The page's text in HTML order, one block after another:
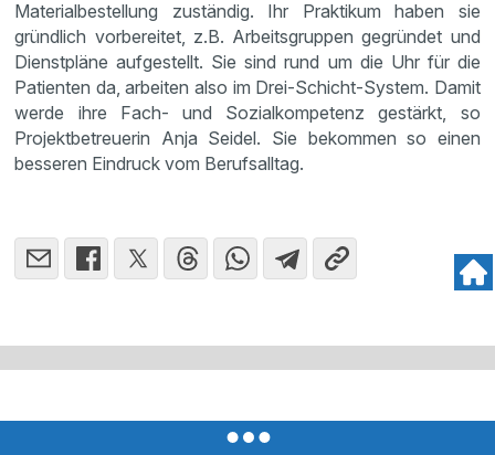
Materialbestellung zuständig. Ihr Praktikum haben sie
gründlich vorbereitet, z.B. Arbeitsgruppen gegründet und
Dienstpläne aufgestellt. Sie sind rund um die Uhr für die
Patienten da, arbeiten also im Drei-Schicht-System. Damit
werde ihre Fach- und Sozialkompetenz gestärkt, so
Projektbetreuerin Anja Seidel. Sie bekommen so einen
besseren Eindruck vom Berufsalltag.